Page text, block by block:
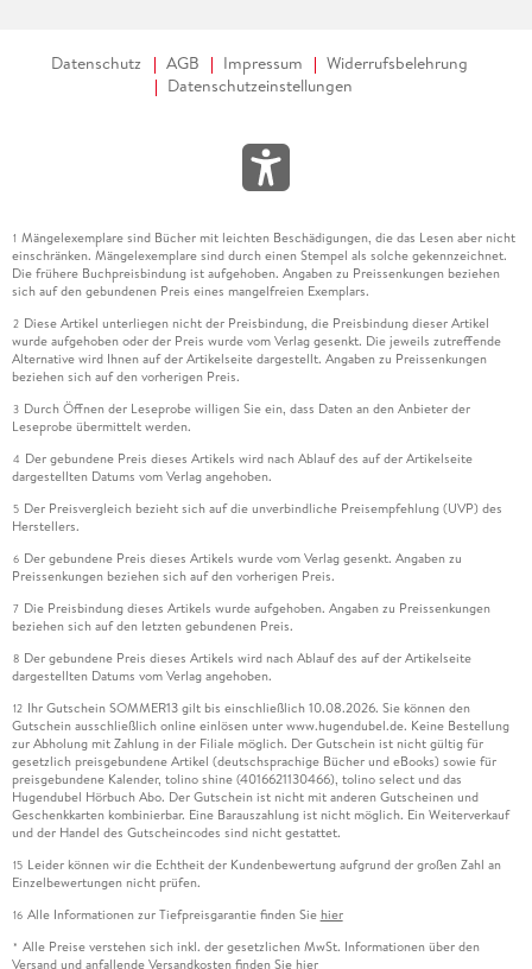
Datenschutz AGB Impressum
Widerrufsbelehrung
Datenschutzeinstellungen
1 Mängelexemplare sind Bücher mit leichten Beschädigungen, die das Lesen aber nicht
einschränken. Mängelexemplare sind durch einen Stempel als solche gekennzeichnet.
Die frühere Buchpreisbindung ist aufgehoben. Angaben zu Preissenkungen beziehen
sich auf den gebundenen Preis eines mangelfreien Exemplars.
2 Diese Artikel unterliegen nicht der Preisbindung, die Preisbindung dieser Artikel
wurde aufgehoben oder der Preis wurde vom Verlag gesenkt. Die jeweils zutreffende
Alternative wird Ihnen auf der Artikelseite dargestellt. Angaben zu Preissenkungen
beziehen sich auf den vorherigen Preis.
3 Durch Öffnen der Leseprobe willigen Sie ein, dass Daten an den Anbieter der
Leseprobe übermittelt werden.
4 Der gebundene Preis dieses Artikels wird nach Ablauf des auf der Artikelseite
dargestellten Datums vom Verlag angehoben.
5 Der Preisvergleich bezieht sich auf die unverbindliche Preisempfehlung (UVP) des
Herstellers.
6 Der gebundene Preis dieses Artikels wurde vom Verlag gesenkt. Angaben zu
Preissenkungen beziehen sich auf den vorherigen Preis.
7 Die Preisbindung dieses Artikels wurde aufgehoben. Angaben zu Preissenkungen
beziehen sich auf den letzten gebundenen Preis.
8 Der gebundene Preis dieses Artikels wird nach Ablauf des auf der Artikelseite
dargestellten Datums vom Verlag angehoben.
12 Ihr Gutschein SOMMER13 gilt bis einschließlich 10.08.2026. Sie können den
Gutschein ausschließlich online einlösen unter www.hugendubel.de. Keine Bestellung
zur Abholung mit Zahlung in der Filiale möglich. Der Gutschein ist nicht gültig für
gesetzlich preisgebundene Artikel (deutschsprachige Bücher und eBooks) sowie für
preisgebundene Kalender, tolino shine (4016621130466), tolino select und das
Hugendubel Hörbuch Abo. Der Gutschein ist nicht mit anderen Gutscheinen und
Geschenkkarten kombinierbar. Eine Barauszahlung ist nicht möglich. Ein Weiterverkauf
und der Handel des Gutscheincodes sind nicht gestattet.
15 Leider können wir die Echtheit der Kundenbewertung aufgrund der großen Zahl an
Einzelbewertungen nicht prüfen.
16 Alle Informationen zur Tiefpreisgarantie finden Sie hier
* Alle Preise verstehen sich inkl. der gesetzlichen MwSt. Informationen über den
Versand und anfallende Versandkosten finden Sie hier